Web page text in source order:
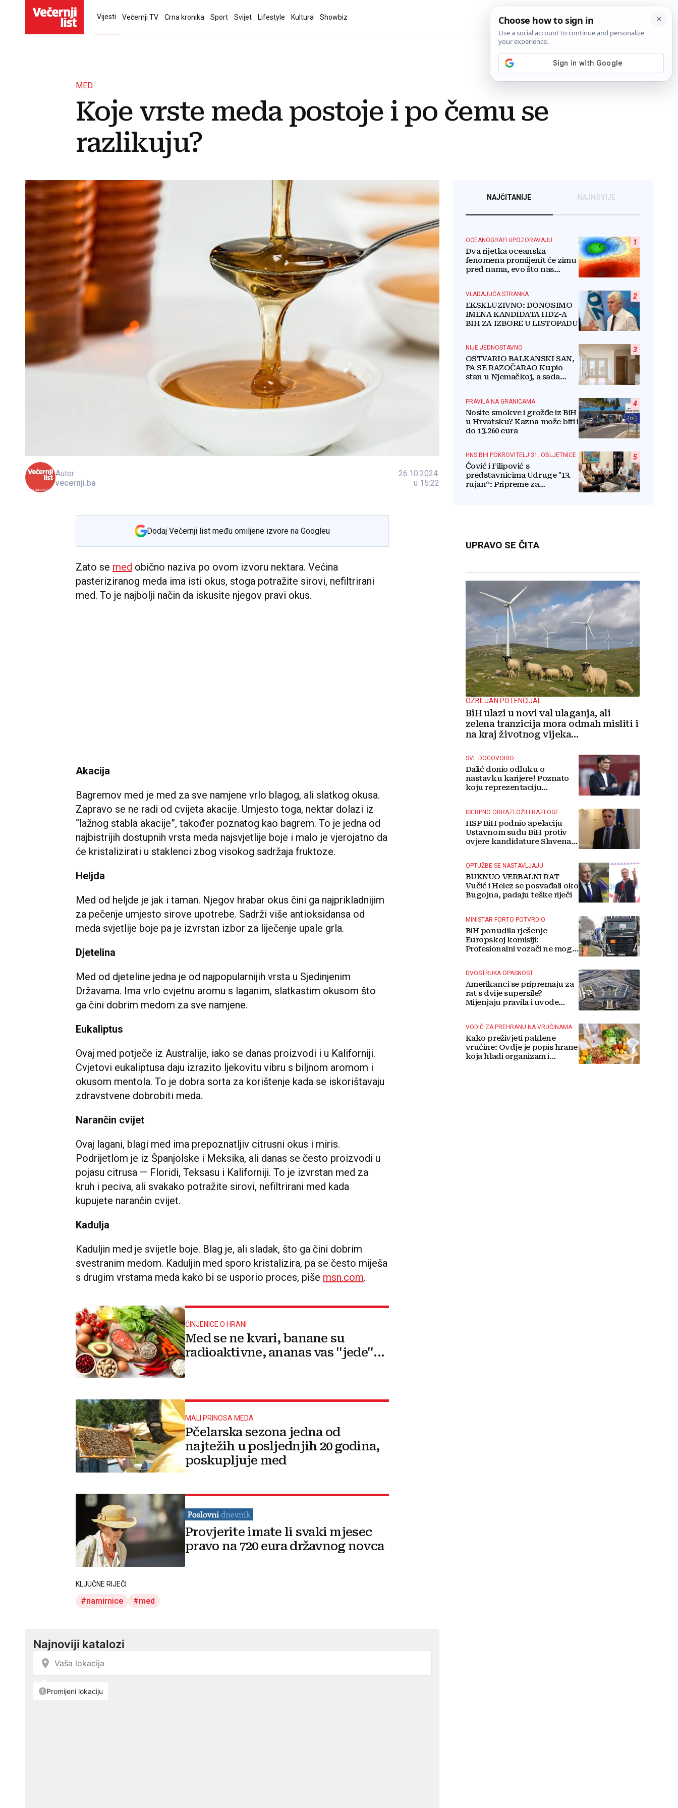
Vijesti Večernji TV Crna kronika Sport Svijet Lifestyle Kultura Showbiz
MED
Koje vrste meda postoje i po čemu se
razlikuju?
Autor
vecernji.ba
26.10.2024.
u 15:22
Dodaj Večernji list među omiljene izvore na Googleu
Zato se med obično naziva po ovom izvoru nektara. Većina
pasteriziranog meda ima isti okus, stoga potražite sirovi, nefiltrirani
med. To je najbolji način da iskusite njegov pravi okus.
Akacija
Bagremov med je med za sve namjene vrlo blagog, ali slatkog okusa.
Zapravo se ne radi od cvijeta akacije. Umjesto toga, nektar dolazi iz
“lažnog stabla akacije”, također poznatog kao bagrem. To je jedna od
najbistrijih dostupnih vrsta meda najsvjetlije boje i malo je vjerojatno da
će kristalizirati u staklenci zbog visokog sadržaja fruktoze.
Heljda
Med od heljde je jak i taman. Njegov hrabar okus čini ga najprikladnijim
za pečenje umjesto sirove upotrebe. Sadrži više antioksidansa od
meda svjetlije boje pa je izvrstan izbor za liječenje upale grla.
Djetelina
Med od djeteline jedna je od najpopularnijih vrsta u Sjedinjenim
Državama. Ima vrlo cvjetnu aromu s laganim, slatkastim okusom što
ga čini dobrim medom za sve namjene.
Eukaliptus
Ovaj med potječe iz Australije, iako se danas proizvodi i u Kaliforniji.
Cvjetovi eukaliptusa daju izrazito ljekovitu vibru s biljnom aromom i
okusom mentola. To je dobra sorta za korištenje kada se iskorištavaju
zdravstvene dobrobiti meda.
Narančin cvijet
Ovaj lagani, blagi med ima prepoznatljiv citrusni okus i miris.
Podrijetlom je iz Španjolske i Meksika, ali danas se često proizvodi u
pojasu citrusa — Floridi, Teksasu i Kaliforniji. To je izvrstan med za
kruh i peciva, ali svakako potražite sirovi, nefiltrirani med kada
kupujete narančin cvijet.
Kadulja
Kaduljin med je svijetle boje. Blag je, ali sladak, što ga čini dobrim
svestranim medom. Kaduljin med sporo kristalizira, pa se često miješa
s drugim vrstama meda kako bi se usporio proces, piše msn.com.
ČINJENICE O HRANI
Med se ne kvari, banane su
radioaktivne, ananas vas ''jede''...
MALI PRINOSA MEDA
Pčelarska sezona jedna od
najtežih u posljednjih 20 godina,
poskupljuje med
Provjerite imate li svaki mjesec
pravo na 720 eura državnog novca
KLJUČNE RIJEČI
namirnice med
NAJČITANIJE NAJNOVIJE
1
OCEANOGRAFI UPOZORAVAJU
Dva rijetka oceanska
fenomena promijenit će zimu
pred nama, evo što nas
2
VLADAJUĆA STRANKA
EKSKLUZIVNO: DONOSIMO
IMENA KANDIDATA HDZ-A
BIH ZA IZBORE U LISTOPADU
3
NIJE JEDNOSTAVNO
OSTVARIO BALKANSKI SAN,
PA SE RAZOČARAO Kupio
stan u Njemačkoj, a sada
4
PRAVILA NA GRANICAMA
Nosite smokve i grožđe iz BiH
u Hrvatsku? Kazna može biti i
do 13.260 eura
5
HNS BIH POKROVITELJ 31. OBLJETNICE
Čović i Filipović s
predstavnicima Udruge "13.
rujan“: Pripreme za
UPRAVO SE ČITA
OZBILJAN POTENCIJAL
BiH ulazi u novi val ulaganja, ali
zelena tranzicija mora odmah misliti i
na kraj životnog vijeka
SVE DOGOVORIO
Dalić donio odluku o
nastavku karijere! Poznato
koju reprezentaciju
ISCRPNO OBRAZLOŽILI RAZLOGE
HSP BiH podnio apelaciju
Ustavnom sudu BiH protiv
ovjere kandidature Slavena
OPTUŽBE SE NASTAVLJAJU
BUKNUO VERBALNI RAT
Vučić i Helez se posvađali oko
Bugojna, padaju teške riječi
MINISTAR FORTO POTVRDIO
BiH ponudila rješenje
Europskoj komisiji:
Profesionalni vozači ne mogu
DVOSTRUKA OPASNOST
Amerikanci se pripremaju za
rat s dvije supersile?
Mijenjaju pravila i uvode
VODIČ ZA PREHRANU NA VRUĆINAMA
Kako preživjeti paklene
vrućine: Ovdje je popis hrane
koja hladi organizam i